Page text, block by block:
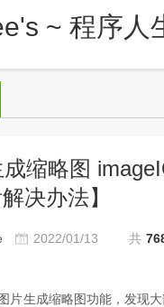
~ 程序人
缩略图
决办法】
2022/01/13 共
片生成缩略图功能，发现